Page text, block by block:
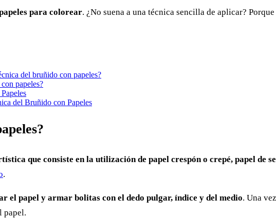
para colorear. ¿No suena a una técnica sencilla de aplicar?
del bruñido con papeles?
papeles?
del Bruñido con Papeles
que consiste en la utilización de papel crespón o crepé, papel de
.
el papel y armar bolitas con el dedo pulgar, índice y del medio. Una
papel.